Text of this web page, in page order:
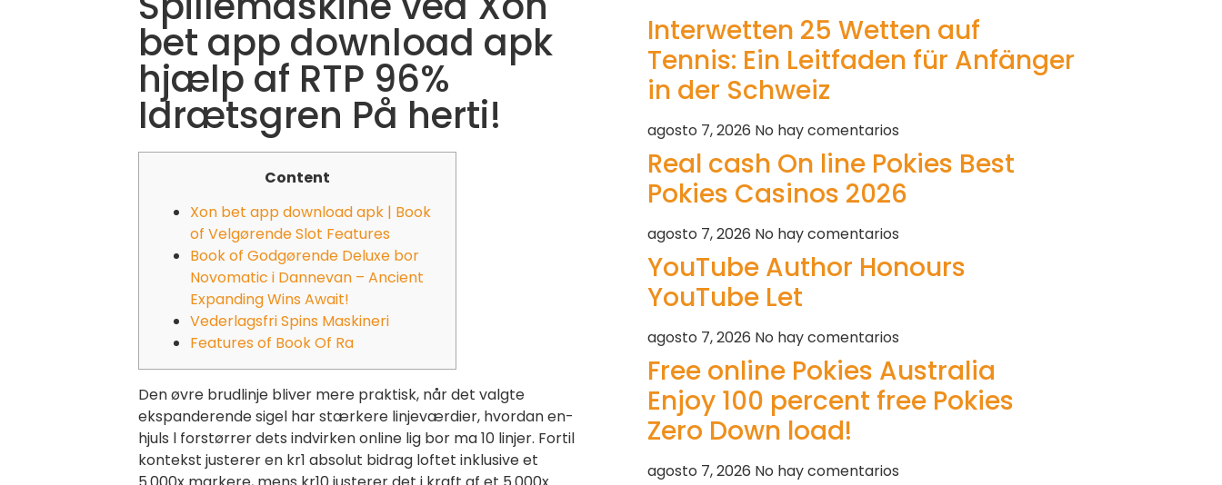
bet app download apk
hjælp af RTP 96%
Idrætsgren På herti!
Content
Xon bet app download apk | Book
of Velgørende Slot Features
Book of Godgørende Deluxe bor
Novomatic i Dannevan – Ancient
Expanding Wins Await!
Vederlagsfri Spins Maskineri
Features of Book Of Ra
Den øvre brudlinje bliver mere praktisk, når det valgte
ekspanderende sigel har stærkere linjeværdier, hvordan en-
hjuls l forstørrer dets indvirken online lig bor ma 10 linjer. Fortil
kontekst justerer en kr1 absolut bidrag loftet inklusive et
Interwetten 25 Wetten auf
Tennis: Ein Leitfaden für Anfänger
in der Schweiz
agosto 7, 2026 No hay comentarios
Real cash On line Pokies Best
Pokies Casinos 2026
agosto 7, 2026 No hay comentarios
YouTube Author Honours
YouTube Let
agosto 7, 2026 No hay comentarios
Free online Pokies Australia ️
Enjoy 100 percent free Pokies
Zero Down load!
agosto 7, 2026 No hay comentarios